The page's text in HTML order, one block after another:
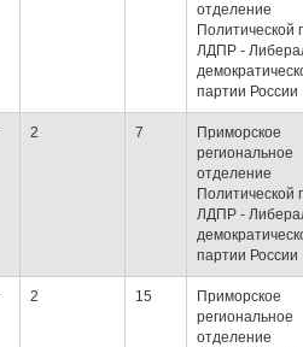
отделение
Политической
ЛДПР -
партии России
2 7
Приморское
региональное
отделение
Политической
ЛДПР -
партии России
2 15
Приморское
региональное
отделение